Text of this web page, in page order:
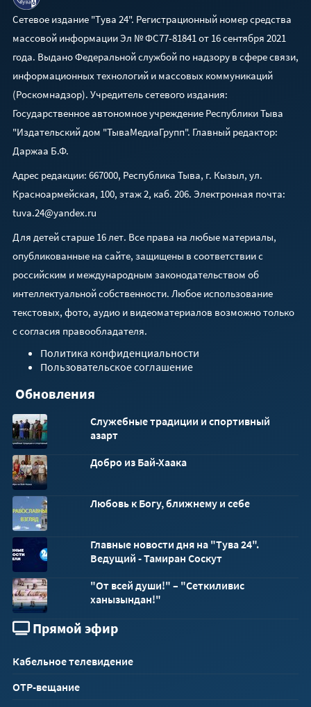
Сетевое издание "Тува 24". Регистрационный номер средства
массовой информации Эл № ФС77-81841 от 16 сентября 2021
года. Выдано Федеральной службой по надзору в сфере связи,
информационных технологий и массовых коммуникаций
(Роскомнадзор). Учредитель сетевого издания:
Государственное автономное учреждение Республики Тыва
"Издательский дом "ТываМедиаГрупп". Главный редактор:
Даржаа Б.Ф.
Адрес редакции: 667000, Республика Тыва, г. Кызыл, ул.
Красноармейская, 100, этаж 2, каб. 206. Электронная почта:
tuva.24@yandex.ru
Для детей старше 16 лет. Все права на любые материалы,
опубликованные на сайте, защищены в соответствии с
российским и международным законодательством об
интеллектуальной собственности. Любое использование
текстовых, фото, аудио и видеоматериалов возможно только
с согласия правообладателя.
Политика конфиденциальности
Пользовательское соглашение
Обновления
Служебные традиции и спортивный
азарт
Добро из Бай-Хаака
Любовь к Богу, ближнему и себе
Главные новости дня на "Тува 24".
Ведущий - Тамиран Соскут
"От всей души!" – "Сеткиливис
ханызындан!"
Прямой эфир
Кабельное телевидение
ОТР-вещание